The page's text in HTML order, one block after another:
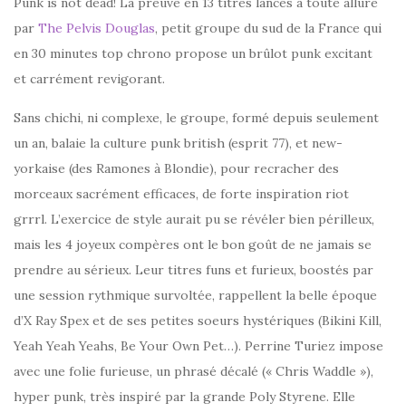
par The Pelvis Douglas, petit groupe du sud de la France qui
en 30 minutes top chrono propose un brûlot punk excitant
et carrément revigorant.
Sans chichi, ni complexe, le groupe, formé depuis seulement
un an, balaie la culture punk british (esprit 77), et new-
yorkaise (des Ramones à Blondie), pour recracher des
morceaux sacrément efficaces, de forte inspiration riot
grrrl. L’exercice de style aurait pu se révéler bien périlleux,
mais les 4 joyeux compères ont le bon goût de ne jamais se
prendre au sérieux. Leur titres funs et furieux, boostés par
une session rythmique survoltée, rappellent la belle époque
d’X Ray Spex et de ses petites soeurs hystériques (Bikini Kill,
Yeah Yeah Yeahs, Be Your Own Pet…). Perrine Turiez impose
avec une folie furieuse, un phrasé décalé (« Chris Waddle »),
hyper punk, très inspiré par la grande Poly Styrene. Elle